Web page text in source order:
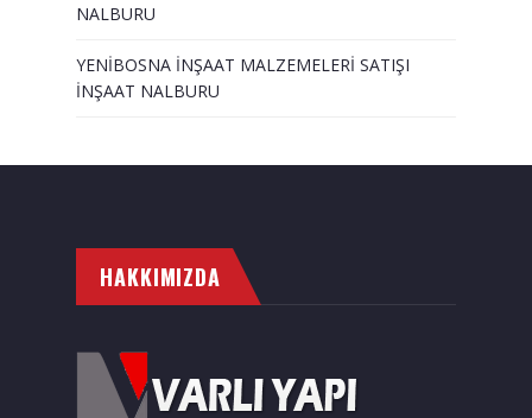
NALBURU
YENİBOSNA İNŞAAT MALZEMELERİ SATIŞI
İNŞAAT NALBURU
HAKKIMIZDA